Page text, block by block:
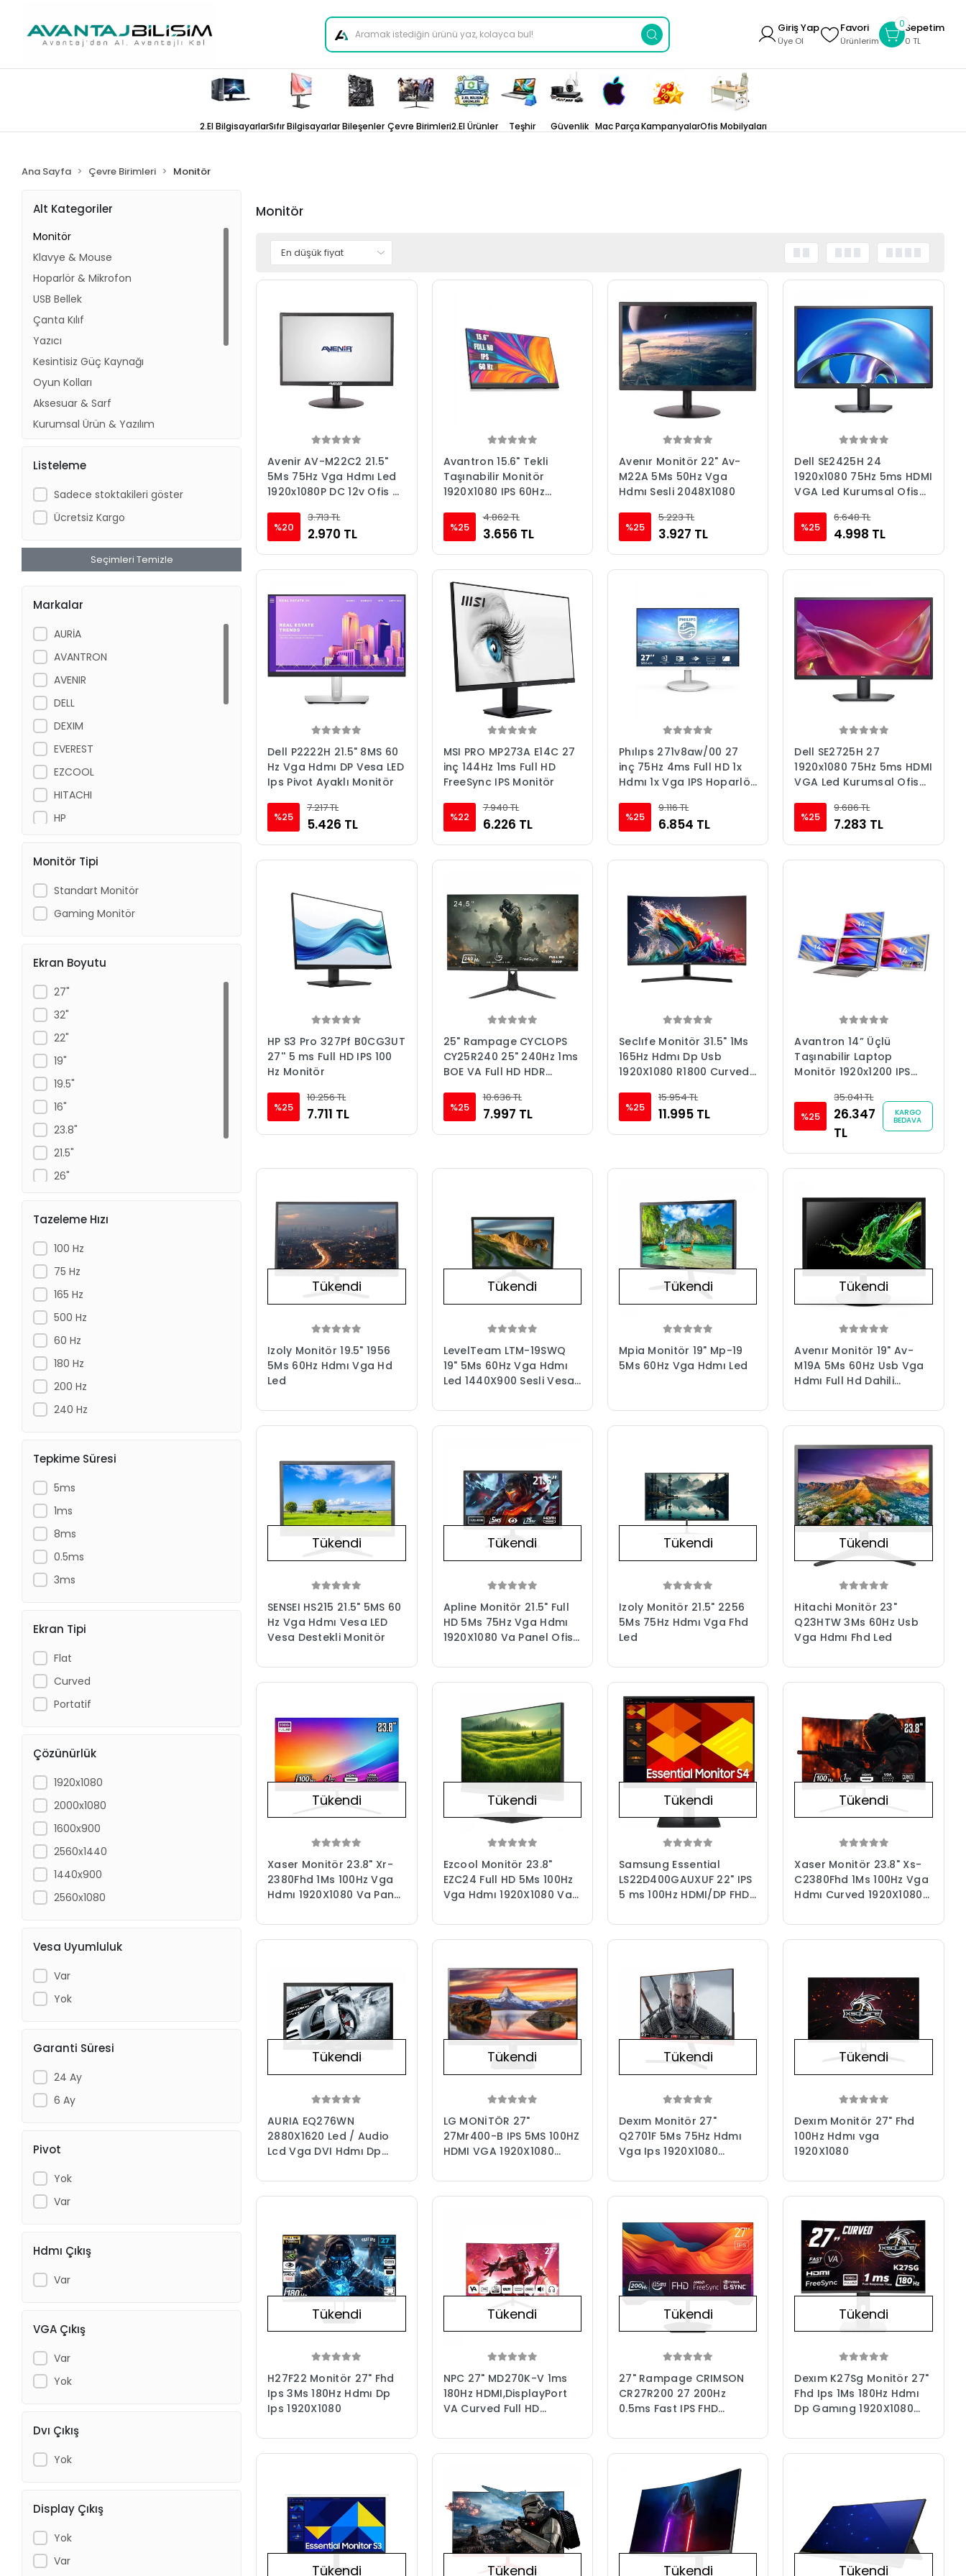
Giriş Yap
Üye Ol
Favori
Ürünlerim
0Sepetim
0 TL
2.El BilgisayarlarSıfır Bilgisayarlar Bileşenler Çevre Birimleri2.El Ürünler Teşhir Güvenlik Mac ParçaKampanyalarOfis Mobilyaları
Ana Sayfa Çevre Birimleri Monitör
Alt Kategoriler
Monitör
Klavye & Mouse
Hoparlör & Mikrofon
USB Bellek
Çanta Kılıf
Yazıcı
Kesintisiz Güç Kaynağı
Oyun Kolları
Aksesuar & Sarf
Kurumsal Ürün & Yazılım
Kulaklık
Kablo
Çeviriciler
Adaptörler
Network
Listeleme
Sadece stoktakileri göster
Ücretsiz Kargo
Seçimleri Temizle
Markalar
AURİA
AVANTRON
AVENIR
DELL
DEXIM
EVEREST
EZCOOL
HITACHI
HP
LEVEL TEAM
LG
MPIA
OEM
Monitör Tipi
Standart Monitör
Gaming Monitör
Ekran Boyutu
27"
32"
22"
19"
19.5"
16"
23.8"
21.5"
26"
23"
Tazeleme Hızı
100 Hz
75 Hz
165 Hz
500 Hz
60 Hz
180 Hz
200 Hz
240 Hz
Tepkime Süresi
5ms
1ms
8ms
0.5ms
3ms
Ekran Tipi
Flat
Curved
Portatif
Çözünürlük
1920x1080
2000x1080
1600x900
2560x1440
1440x900
2560x1080
Vesa Uyumluluk
Var
Yok
Garanti Süresi
24 Ay
6 Ay
Pivot
Yok
Var
Hdmı Çıkış
Var
VGA Çıkış
Var
Yok
Dvı Çıkış
Yok
Display Çıkış
Yok
Var
Monitör
Avenir AV-M22C2 21.5"
5Ms 75Hz Vga Hdmı Led
1920x1080P DC 12v Ofis &
%20
3.713 TL
2.970 TL
Avantron 15.6" Tekli
Taşınabilir Monitör
1920X1080 IPS 60Hz
(AVTM-1x15.6)
%25
4.862 TL
3.656 TL
Avenır Monitör 22" Av-
M22A 5Ms 50Hz Vga
Hdmı Sesli 2048X1080
%25
5.223 TL
3.927 TL
Dell SE2425H 24
1920x1080 75Hz 5ms HDMI
VGA Led Kurumsal Ofis
%25
6.648 TL
4.998 TL
Dell P2222H 21.5" 8MS 60
Hz Vga Hdmı DP Vesa LED
Ips Pivot Ayaklı Monitör
%25
7.217 TL
5.426 TL
MSI PRO MP273A E14C 27
inç 144Hz 1ms Full HD
FreeSync IPS Monitör
%22
7.940 TL
6.226 TL
Phılıps 271v8aw/00 27
inç 75Hz 4ms Full HD 1x
Hdmı 1x Vga IPS Hoparlör
Monitör
%25
9.116 TL
6.854 TL
Dell SE2725H 27
1920x1080 75Hz 5ms HDMI
VGA Led Kurumsal Ofis
%25
9.686 TL
7.283 TL
HP S3 Pro 327Pf B0CG3UT
27'' 5 ms Full HD IPS 100
Hz Monitör
%25
10.256 TL
7.711 TL
25" Rampage CYCLOPS
CY25R240 25" 240Hz 1ms
BOE VA Full HD HDR
RGB PC Flat Oyuncu
Monitörü
%25
10.636 TL
7.997 TL
Seclıfe Monitör 31.5" 1Ms
165Hz Hdmı Dp Usb
1920X1080 R1800 Curved
%25
15.954 TL
11.995 TL
Avantron 14” Üçlü
Taşınabilir Laptop
Monitör 1920x1200 IPS
3x14)
%25
35.041 TL
26.347
TL
KARGO
BEDAVA
Tükendi
Izoly Monitör 19.5" 1956
5Ms 60Hz Hdmı Vga Hd
Led
Tükendi
LevelTeam LTM-19SWQ
19" 5Ms 60Hz Vga Hdmı
Led 1440X900 Sesli Vesalı
Monitörü
Tükendi
Mpia Monitör 19" Mp-19
5Ms 60Hz Vga Hdmı Led
Tükendi
Avenır Monitör 19" Av-
M19A 5Ms 60Hz Usb Vga
Hdmı Full Hd Dahili
Tükendi
SENSEI HS215 21.5" 5MS 60
Hz Vga Hdmı Vesa LED
Vesa Destekli Monitör
Tükendi
Apline Monitör 21.5" Full
HD 5Ms 75Hz Vga Hdmı
1920X1080 Va Panel Ofis
Tükendi
Izoly Monitör 21.5" 2256
5Ms 75Hz Hdmı Vga Fhd
Led
Tükendi
Hitachi Monitör 23"
Q23HTW 3Ms 60Hz Usb
Vga Hdmı Fhd Led
Tükendi
Xaser Monitör 23.8" Xr-
2380Fhd 1Ms 100Hz Vga
Hdmı 1920X1080 Va Panel
Tükendi
Ezcool Monitör 23.8"
EZC24 Full HD 5Ms 100Hz
Vga Hdmı 1920X1080 Va
Tükendi
Samsung Essential
LS22D400GAUXUF 22" IPS
5 ms 100Hz HDMI/DP FHD
Tükendi
Xaser Monitör 23.8" Xs-
C2380Fhd 1Ms 100Hz Vga
Hdmı Curved 1920X1080
Monitörü
Tükendi
AURIA EQ276WN
2880X1620 Led / Audio
Lcd Vga DVI Hdmı Dp
Tükendi
LG MONİTÖR 27"
27Mr400-B IPS 5MS 100HZ
HDMI VGA 1920X1080
Tükendi
Dexım Monitör 27"
Q2701F 5Ms 75Hz Hdmı
Vga Ips 1920X1080
Tükendi
Dexım Monitör 27" Fhd
100Hz Hdmı vga
1920X1080
Tükendi
H27F22 Monitör 27" Fhd
Ips 3Ms 180Hz Hdmı Dp
Ips 1920X1080
Tükendi
NPC 27" MD270K-V 1ms
180Hz HDMI,DisplayPort
VA Curved Full HD
Tükendi
27" Rampage CRIMSON
CR27R200 27 200Hz
0.5ms Fast IPS FHD
Gaming Oyuncu
Monitörü
Tükendi
Dexım K27Sg Monitör 27"
Fhd Ips 1Ms 180Hz Hdmı
Dp Gamıng 1920X1080
Curved
Tükendi Tükendi Tükendi Tükendi